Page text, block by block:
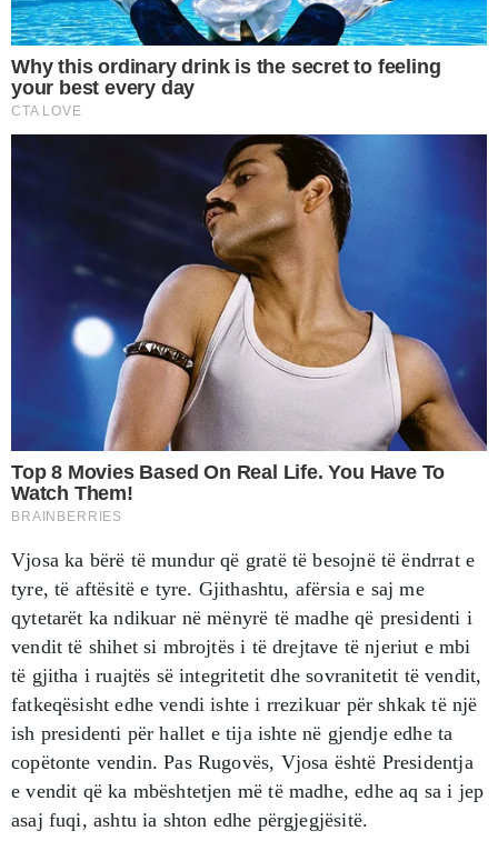
Vjosa ka bërë të mundur që gratë të besojnë të ëndrrat e
tyre, të aftësitë e tyre. Gjithashtu, afërsia e saj me
qytetarët ka ndikuar në mënyrë të madhe që presidenti i
vendit të shihet si mbrojtës i të drejtave të njeriut e mbi
të gjitha i ruajtës së integritetit dhe sovranitetit të vendit,
fatkeqësisht edhe vendi ishte i rrezikuar për shkak të një
ish presidenti për hallet e tija ishte në gjendje edhe ta
copëtonte vendin. Pas Rugovës, Vjosa është Presidentja
e vendit që ka mbështetjen më të madhe, edhe aq sa i jep
asaj fuqi, ashtu ia shton edhe përgjegjësitë.